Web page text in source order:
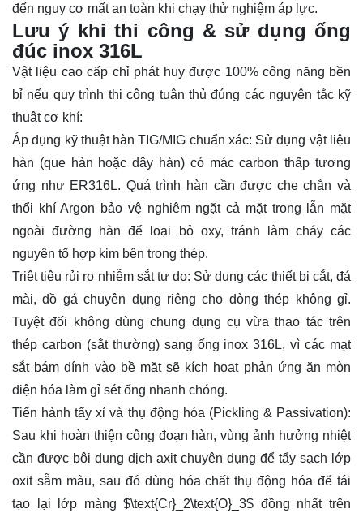
đến nguy cơ mất an toàn khi chạy thử nghiệm áp lực.
Lưu ý khi thi công & sử dụng ống
đúc inox 316L
Vật liệu cao cấp chỉ phát huy được 100% công năng bền
bỉ nếu quy trình thi công tuân thủ đúng các nguyên tắc kỹ
thuật cơ khí:
Áp dụng kỹ thuật hàn TIG/MIG chuẩn xác: Sử dụng vật liệu
hàn (que hàn hoặc dây hàn) có mác carbon thấp tương
ứng như ER316L. Quá trình hàn cần được che chắn và
thổi khí Argon bảo vệ nghiêm ngặt cả mặt trong lẫn mặt
ngoài đường hàn để loại bỏ oxy, tránh làm cháy các
nguyên tố hợp kim bên trong thép.
Triệt tiêu rủi ro nhiễm sắt tự do: Sử dụng các thiết bị cắt, đá
mài, đồ gá chuyên dụng riêng cho dòng thép không gỉ.
Tuyệt đối không dùng chung dụng cụ vừa thao tác trên
thép carbon (sắt thường) sang ống inox 316L, vì các mạt
sắt bám dính vào bề mặt sẽ kích hoạt phản ứng ăn mòn
điện hóa làm gỉ sét ống nhanh chóng.
Tiến hành tẩy xỉ và thụ động hóa (Pickling & Passivation):
Sau khi hoàn thiện công đoạn hàn, vùng ảnh hưởng nhiệt
cần được bôi dung dịch axit chuyên dụng để tẩy sạch lớp
oxit sẫm màu, sau đó dùng hóa chất thụ động hóa để tái
tạo lại lớp màng$\text{Cr}_2\text{O}_3$ đồng nhất trên